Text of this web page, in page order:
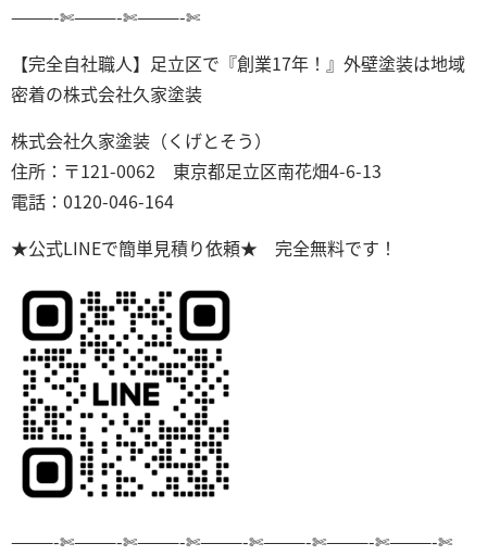
———-✄———-✄———-✄
【完全自社職人】足立区で『創業17年！』外壁塗装は地域
密着の株式会社久家塗装
株式会社久家塗装（くげとそう）
住所：〒121-0062 東京都足立区南花畑4-6-13
電話：0120-046-164
★公式LINEで簡単見積り依頼★ 完全無料です！
———-✄———-✄———-✄———-✄———-✄———-✄———-✄